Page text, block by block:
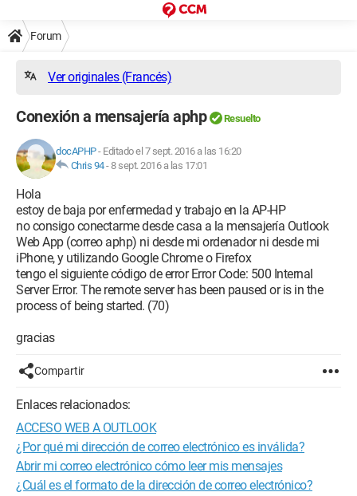
Forum
Ver originales (Francés)
Conexión a mensajería aphp Resuelto
docAPHP- Editado el 7 sept. 2016 a las 16:20
Chris 94-8 sept. 2016 a las 17:01
Hola
estoy de baja por enfermedad y trabajo en la AP-HP
no consigo conectarme desde casa a la mensajería Outlook
Web App (correo aphp) ni desde mi ordenador ni desde mi
iPhone, y utilizando Google Chrome o Firefox
tengo el siguiente código de error Error Code: 500 Internal
Server Error. The remote server has been paused or is in the
process of being started. (70)
gracias
Compartir
Enlaces relacionados:
ACCESO WEB A OUTLOOK
¿Por qué mi dirección de correo electrónico es inválida?
Abrir mi correo electrónico cómo leer mis mensajes
¿Cuál es el formato de la dirección de correo electrónico?